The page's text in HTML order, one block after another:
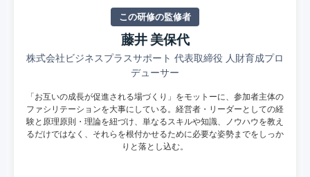
この研修の監修者
藤井 美保代
株式会社ビジネスプラスサポート 代表取締役 人財育成プロ
デューサー
「お互いの成長が促進される場づくり」をモットーに、参加者主体の
ファシリテーションを大事にしている。経営者・リーダーとしての経
験と原理原則・理論を紐づけ、単なるスキルや知識、ノウハウを教え
るだけではなく、それらを根付かせるために必要な姿勢までをしっか
りと落とし込む。